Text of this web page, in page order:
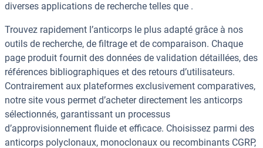
diverses applications de recherche telles que .
Trouvez rapidement l’anticorps le plus adapté grâce à nos
outils de recherche, de filtrage et de comparaison. Chaque
page produit fournit des données de validation détaillées, des
références bibliographiques et des retours d’utilisateurs.
Contrairement aux plateformes exclusivement comparatives,
notre site vous permet d’acheter directement les anticorps
sélectionnés, garantissant un processus
d’approvisionnement fluide et efficace. Choisissez parmi des
anticorps polyclonaux, monoclonaux ou recombinants CGRP,